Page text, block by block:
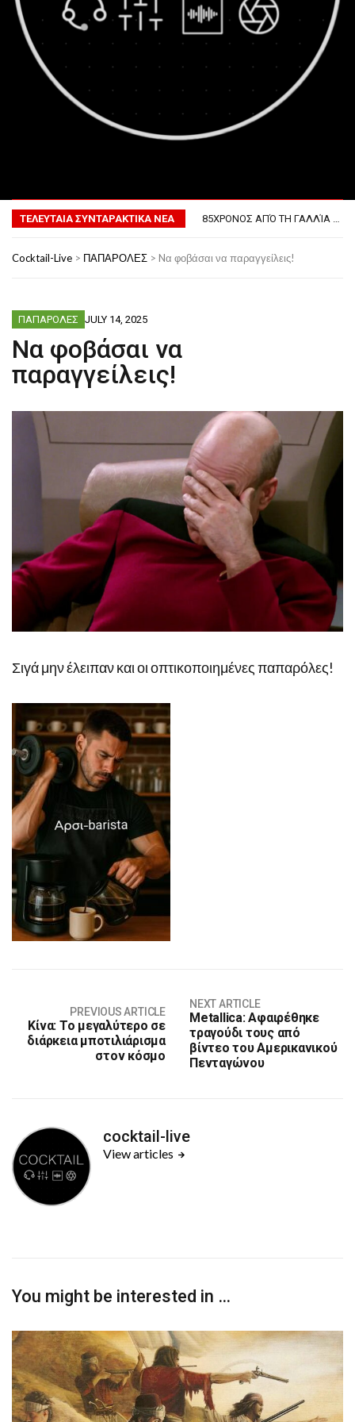
ΤΕΛΕΥΤΑΙΑ ΣΥΝΤΑΡΑΚΤΙΚΑ ΝΕΑ
ΦΟΒΕΡΆ ΔΏΡΑ ΓΙΑ ΤΟ ΕΠΌΜΕΝΟ ΔΕΚΑΉΜΕΡΟ!
85ΧΡΟΝΟΣ ΑΠΌ ΤΗ ΓΑΛΛΊΑ ΛΌΓΩ GPS ΚΑΤΈΛΗΞΕ ΣΤΗΝ… ΚΡΟΑΤΊΑ!
Cocktail-Live > ΠΑΠΑΡΟΛΕΣ > Nα φοβάσαι να παραγγείλεις!
ΠΑΠΑΡΟΛΕΣ JULY 14, 2025
Nα φοβάσαι να
παραγγείλεις!
Σιγά μην έλειπαν και οι οπτικοποιημένες παπαρόλες!
PREVIOUS ARTICLE
Κίνα: Το μεγαλύτερο σε
διάρκεια μποτιλιάρισμα
στον κόσμο
NEXT ARTICLE
Metallica: Αφαιρέθηκε
τραγούδι τους από
βίντεο του Αμερικανικού
Πενταγώνου
cocktail-live
View articles
You might be interested in …